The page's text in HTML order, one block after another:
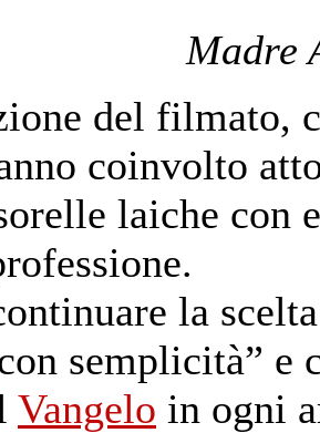
Madre
del filmato,
coinvolto
laiche con
la
semplicità” e
Vangelo in ogni